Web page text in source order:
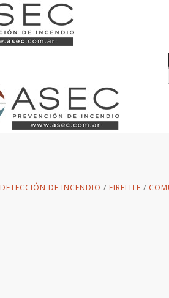
DETECCIÓN DE INCENDIO / FIRELITE /